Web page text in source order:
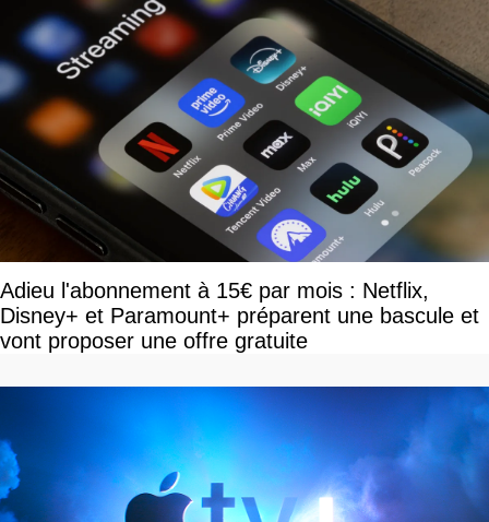
Adieu l'abonnement à 15€ par mois : Netflix,
Disney+ et Paramount+ préparent une bascule et
vont proposer une offre gratuite